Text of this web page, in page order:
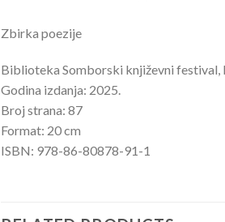
Zbirka poezije
Biblioteka Somborski književni festival,
Godina izdanja: 2025.
Broj strana: 87
Format: 20 cm
ISBN: 978-86-80878-91-1